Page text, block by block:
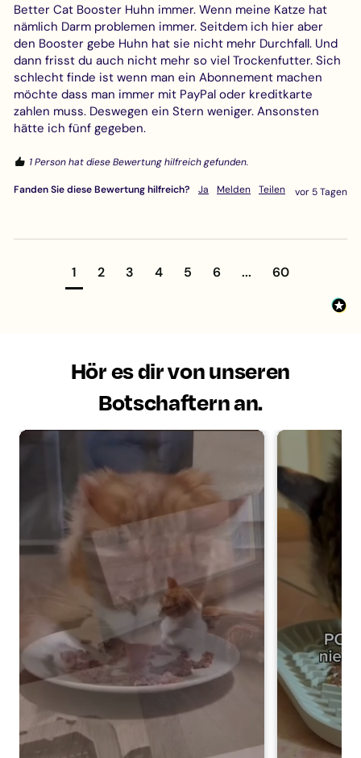
Better Cat Booster Huhn immer. Wenn meine Katze hat
nämlich Darm problemen immer. Seitdem ich hier aber
den Booster gebe Huhn hat sie nicht mehr Durchfall. Und
dann frisst du auch nicht mehr so viel Trockenfutter. Sich
schlecht finde ist wenn man ein Abonnement machen
möchte dass man immer mit PayPal oder kreditkarte
zahlen muss. Deswegen ein Stern weniger. Ansonsten
hätte ich fünf gegeben.
1 Person hat diese Bewertung hilfreich gefunden.
Fanden Sie diese Bewertung hilfreich? Ja Melden Teilen vor 5 Tagen
1 2 3 4 5 6 ... 60
Hör es dir von unseren
Botschaftern an.